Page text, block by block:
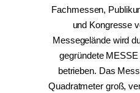
Fachmessen,
und Kongresse
Messegelände wird
gegründete
betrieben. Das
Quadratmeter groß,